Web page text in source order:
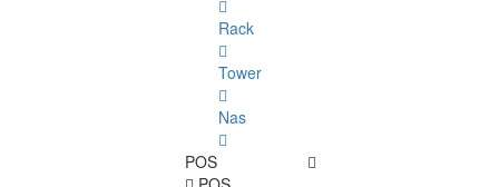
Rack
Tower
Nas
POS